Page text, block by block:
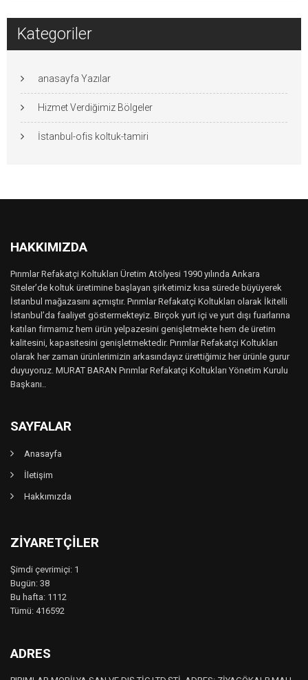
Kategoriler
anasayfa Yazılar
Hizmet Verdiğimiz Bölgeler
İstanbul-ofis koltuk-tamiri
HAKKIMIZDA
Pırımlar Refakatçi Koltukları Üretim Atölyesi 1990 yılında Ankara
Siteler’de koltuk üretimine başlayan şirketimiz kısa sürede büyüyerek
İstanbul mağazasını açmıştır. Pırımlar Refakatçi Koltukları olarak İkitelli
İstanbul’da faaliyet göstermekteyiz. Birçok yurt içi ve yurt dışı fuarlarına
katılan firmamız hem ürün yelpazesini genişletmekte hem de üretim
kalitesini, kapasitesini genişletmektedir. Pırımlar Refakatçi Koltukları
olarak her zaman ürünlerimizin arkasındayız ürettiğimiz her ürünle gurur
duyuyoruz. MURAT BARAN Pırımlar Refakatçi Koltukları Yönetim Kurulu
Başkanı..
SAYFALAR
Anasayfa
İletişim
Hakkımızda
ZIYARETÇILER
Şimdi çevrimiçi: 1
Bugün: 38
Bu hafta: 1112
Tümü: 416592
ADRES